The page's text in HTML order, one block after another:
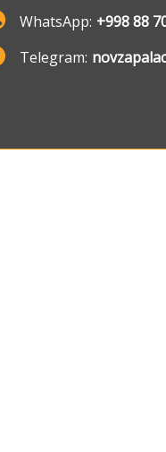
WhatsApp: +998 88
Telegram: